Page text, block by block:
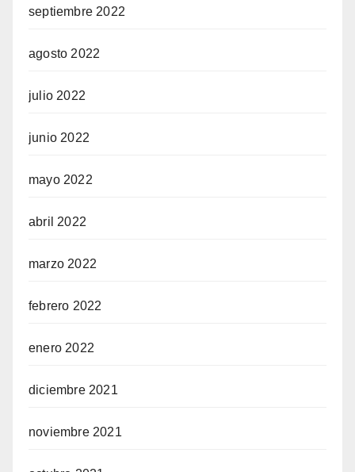
septiembre 2022
agosto 2022
julio 2022
junio 2022
mayo 2022
abril 2022
marzo 2022
febrero 2022
enero 2022
diciembre 2021
noviembre 2021